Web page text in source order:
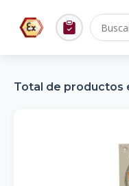
Total de productos